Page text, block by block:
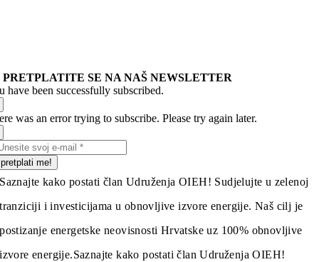
PRETPLATITE SE NA NAŠ NEWSLETTER
have been successfully subscribed.
was an error trying to subscribe. Please try again later.
pretplati me!
Saznajte kako postati član Udruženja OIEH! Sudjelujte u zelenoj
tranziciji i investicijama u obnovljive izvore energije. Naš cilj je
postizanje energetske neovisnosti Hrvatske uz 100% obnovljive
izvore energije.Saznajte kako postati član Udruženja OIEH!